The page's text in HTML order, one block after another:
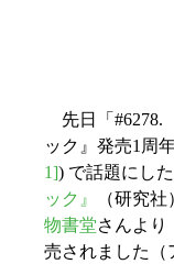
先日「#6278.
ック』発売1周
1]) で話題にし
ック』
（研究
物書堂さんより
売されました（